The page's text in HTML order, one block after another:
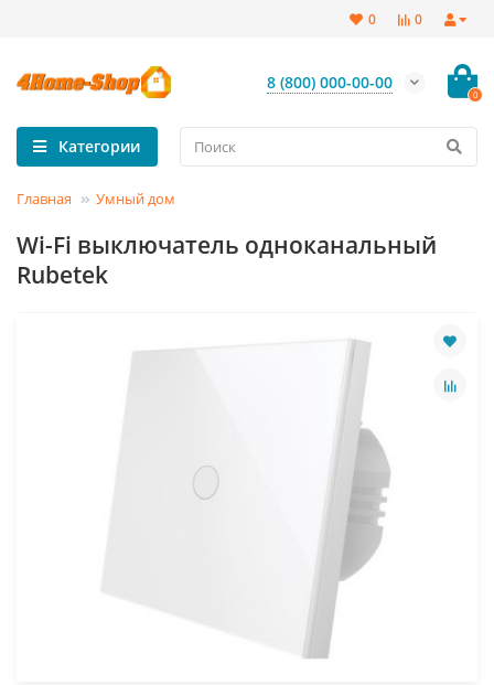
0
0
8 (800) 000-00-00
0
Категории
Главная Умный дом
Wi-Fi выключатель одноканальный
Rubetek